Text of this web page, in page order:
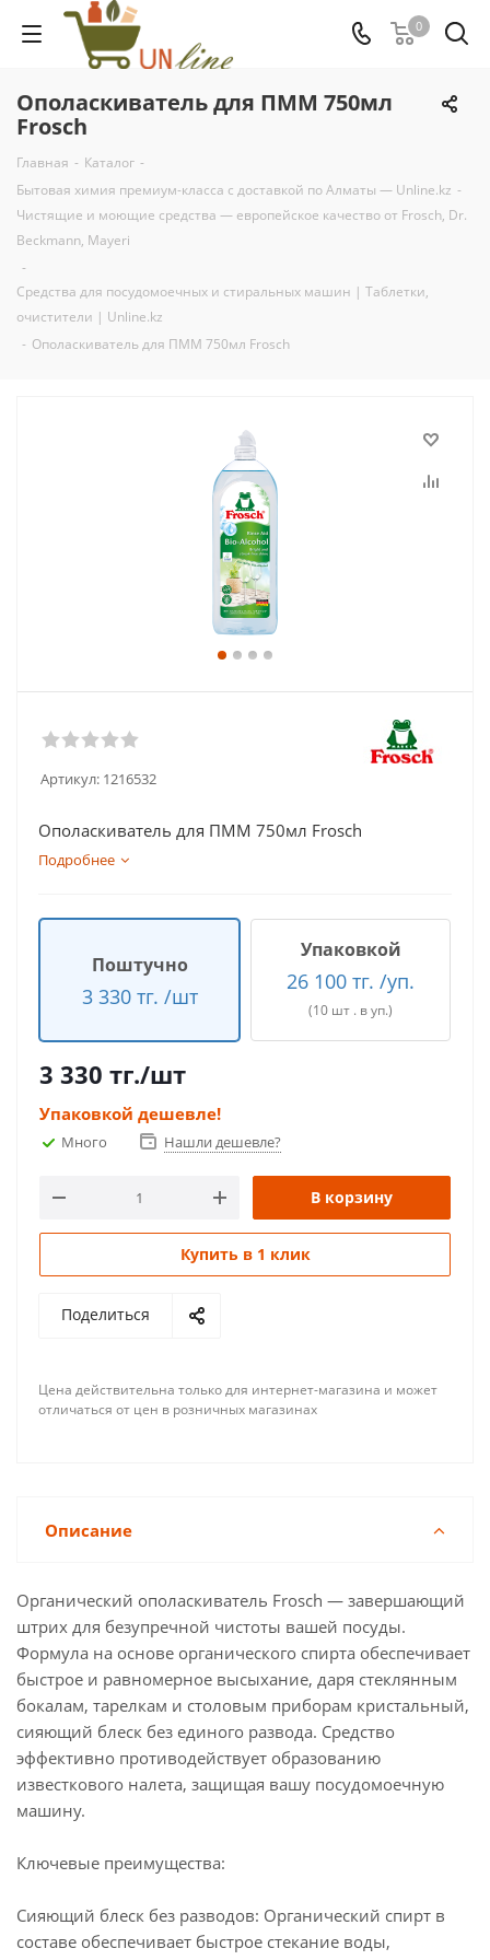
0
Ополаскиватель для ПММ 750мл
Frosch
Главная - Каталог -
Бытовая химия премиум-класса с доставкой по Алматы — Unline.kz -
Чистящие и моющие средства — европейское качество от Frosch, Dr.
Beckmann, Mayeri
-
Средства для посудомоечных и стиральных машин | Таблетки,
очистители | Unline.kz
- Ополаскиватель для ПММ 750мл Frosch
Артикул: 1216532
Ополаскиватель для ПММ 750мл Frosch
Подробнее
Поштучно
3 330 тг. /шт
Упаковкой
26 100 тг. /уп.
(10 шт . в уп.)
3 330 тг./шт
Упаковкой дешевле!
Много Нашли дешевле?
В корзину
Купить в 1 клик
Поделиться
Цена действительна только для интернет-магазина и может
отличаться от цен в розничных магазинах
Описание
Органический ополаскиватель Frosch — завершающий
штрих для безупречной чистоты вашей посуды.
Формула на основе органического спирта обеспечивает
быстрое и равномерное высыхание, даря стеклянным
бокалам, тарелкам и столовым приборам кристальный,
сияющий блеск без единого развода. Средство
эффективно противодействует образованию
известкового налета, защищая вашу посудомоечную
машину.
Ключевые преимущества:
Сияющий блеск без разводов: Органический спирт в
составе обеспечивает быстрое стекание воды,